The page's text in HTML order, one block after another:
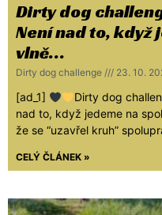
Dirty dog
Není nad to, když
vlně…
Dirty dog challenge 23. 10.
[ad_1] Dirty dog
nad to, když jedeme na
že se “uzavřel kruh”
CELÝ ČLÁNEK »